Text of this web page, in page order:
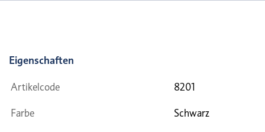
Eigenschaften
Artikelcode 8201
Farbe Schwarz